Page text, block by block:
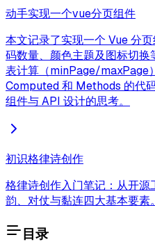
动手实现一个vue分页组件
本文记录了实现一个 Vue 分
码数量、颜色主题及图标切
表计算（minPage/maxPage
Computed 和 Methods 的代
组件与 API 设计的思考。
初识格律诗创作
格律诗创作入门笔记：从开
韵、对仗与黏连四大基本要素。
目录